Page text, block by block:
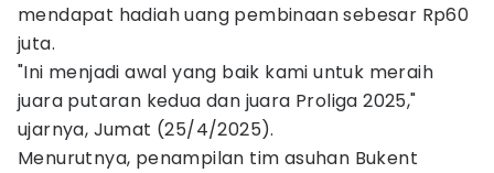
mendapat hadiah uang pembinaan sebesar Rp60
juta.
"Ini menjadi awal yang baik kami untuk meraih
juara putaran kedua dan juara Proliga 2025,"
ujarnya, Jumat (25/4/2025).
Menurutnya, penampilan tim asuhan Bukent